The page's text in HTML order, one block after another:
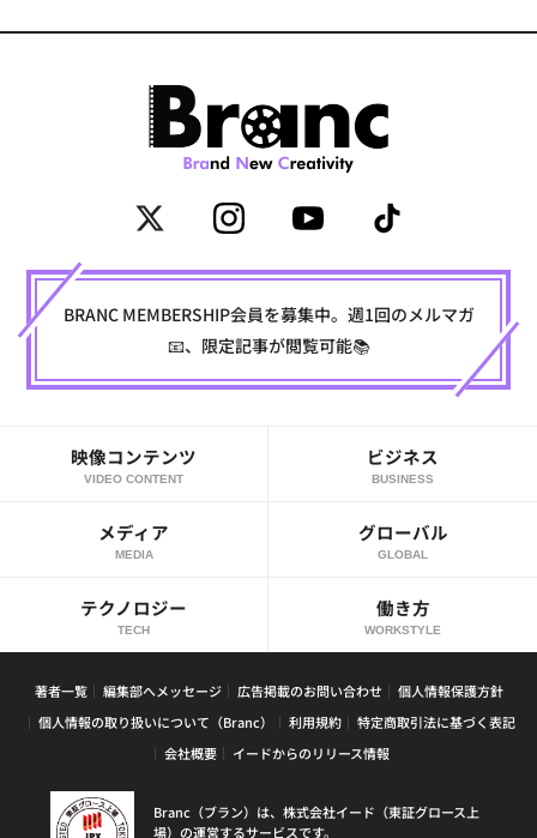
BRANC MEMBERSHIP会員を募集中。週1回のメルマガ
📧、限定記事が閲覧可能📚
映像コンテンツ
VIDEO CONTENT
ビジネス
BUSINESS
メディア
MEDIA
グローバル
GLOBAL
テクノロジー
TECH
働き方
WORKSTYLE
著者一覧 編集部へメッセージ 広告掲載のお問い合わせ
個人情報保護方針
個人情報の取り扱いについて（Branc）
利用規約
特定商取引法に基づく表記
会社概要
イードからのリリース情報
Branc（ブラン）は、株式会社イード（東証グロース上
場）の運営するサービスです。